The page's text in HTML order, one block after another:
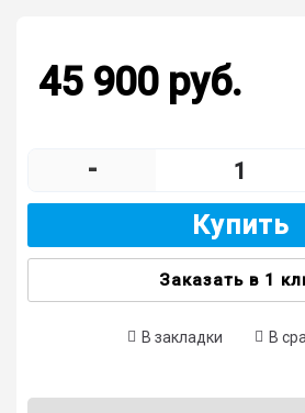
45 900 руб.
-
Купить
Заказать в 1
В закладки В